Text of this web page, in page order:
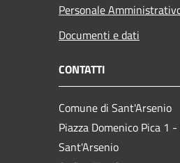
Personale
Documenti e dati
CONTATTI
Comune di Sant'Arsenio
Piazza Domenico Pica 1
Sant'Arsenio